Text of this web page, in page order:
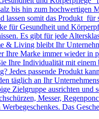
bis hin zum
somit das Produkt für
für Gesundheit und
Es gibt für jede
Living bleibt Ihr
Ihre Marke immer wieder
Individualität mit einem
passende Produkt
täglich an Ihr
Zielgruppe ausrichten und
Messer,
Das